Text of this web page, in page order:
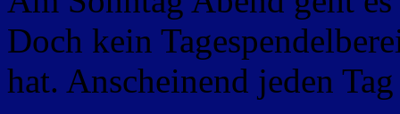
Doch kein
hat. Anscheinend jeden